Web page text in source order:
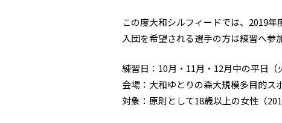
この度大和シルフィードでは、2019年
入団を希望される選手の方は練習へ参
練習日：10月・11月・12月中の平日
会場：大和ゆとりの森大規模多目的ス
対象：原則として18歳以上の女性（